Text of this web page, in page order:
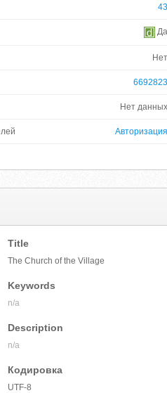
43
Да
Нет
6692823
Нет данных
Авторизация
Title
The Church of the Village
Keywords
n/a
Description
n/a
Кодировка
UTF-8